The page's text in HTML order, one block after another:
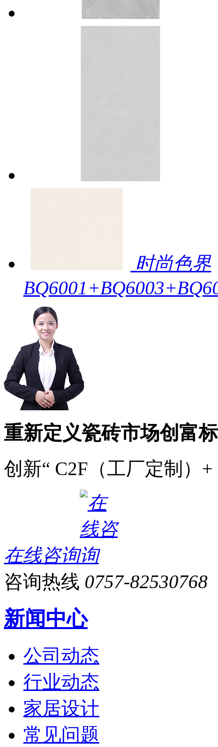
时尚色界
重新定义瓷砖市场创富
创新“ C2F（工厂定制）
在线咨询
咨询热线 0757-82530768
新闻中心
公司动态
行业动态
家居设计
常见问题